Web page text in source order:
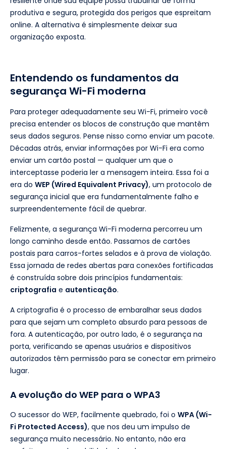
produtiva e segura, protegida dos perigos que espreitam
online. A alternativa é simplesmente deixar sua
organização exposta.
Entendendo os fundamentos da
segurança Wi-Fi moderna
Para proteger adequadamente seu Wi-Fi, primeiro você
precisa entender os blocos de construção que mantêm
seus dados seguros. Pense nisso como enviar um pacote.
Décadas atrás, enviar informações por Wi-Fi era como
enviar um cartão postal — qualquer um que o
interceptasse poderia ler a mensagem inteira. Essa foi a
era do WEP (Wired Equivalent Privacy), um protocolo de
segurança inicial que era fundamentalmente falho e
surpreendentemente fácil de quebrar.
Felizmente, a segurança Wi-Fi moderna percorreu um
longo caminho desde então. Passamos de cartões
postais para carros-fortes selados e à prova de violação.
Essa jornada de redes abertas para conexões fortificadas
é construída sobre dois princípios fundamentais:
criptografia e autenticação.
A criptografia é o processo de embaralhar seus dados
para que sejam um completo absurdo para pessoas de
fora. A autenticação, por outro lado, é o segurança na
porta, verificando se apenas usuários e dispositivos
autorizados têm permissão para se conectar em primeiro
lugar.
A evolução do WEP para o WPA3
O sucessor do WEP, facilmente quebrado, foi o WPA (Wi-
Fi Protected Access), que nos deu um impulso de
segurança muito necessário. No entanto, não era